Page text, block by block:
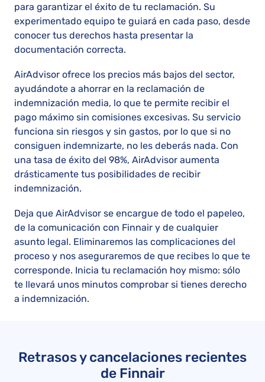
para garantizar el éxito de tu reclamación. Su
experimentado equipo te guiará en cada paso, desde
conocer tus derechos hasta presentar la
documentación correcta.
AirAdvisor ofrece los precios más bajos del sector,
ayudándote a ahorrar en la reclamación de
indemnización media, lo que te permite recibir el
pago máximo sin comisiones excesivas. Su servicio
funciona sin riesgos y sin gastos, por lo que si no
consiguen indemnizarte, no les deberás nada. Con
una tasa de éxito del 98%, AirAdvisor aumenta
drásticamente tus posibilidades de recibir
indemnización.
Deja que AirAdvisor se encargue de todo el papeleo,
de la comunicación con Finnair y de cualquier
asunto legal. Eliminaremos las complicaciones del
proceso y nos aseguraremos de que recibes lo que te
corresponde. Inicia tu reclamación hoy mismo: sólo
te llevará unos minutos comprobar si tienes derecho
a indemnización.
Retrasos y cancelaciones recientes
de Finnair